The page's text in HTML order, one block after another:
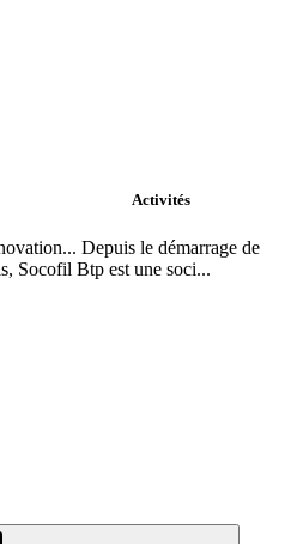
Activités
Depuis le démarrage de
Socofil Btp est une soci...